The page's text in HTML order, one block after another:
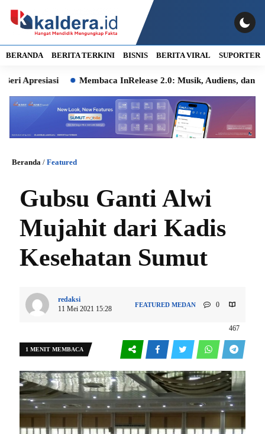
BERANDA BERITA TERKINI BISNIS BERITA VIRAL SUPORTER
Membaca InRelease 2.0: Musik, Audiens, dan Ingatan
Beranda / Featured
Gubsu Ganti Alwi
Mujahit dari Kadis
Kesehatan Sumut
redaksi
11 Mei 2021 15:28
FEATURED MEDAN 0
467
1 MENIT MEMBACA